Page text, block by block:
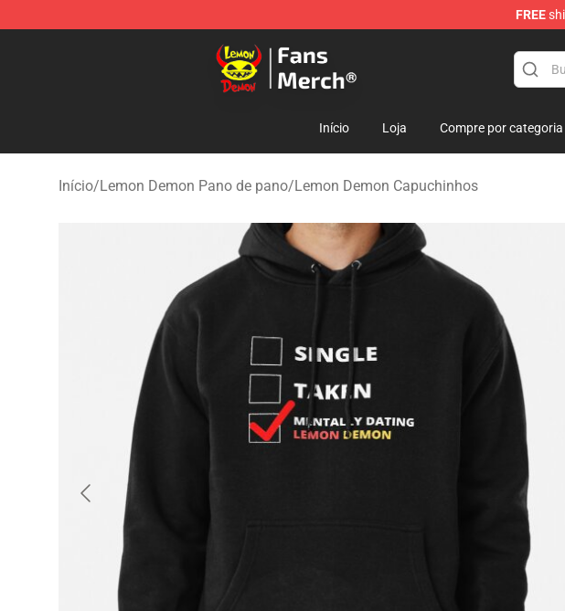
FREE
Lemon Demon Store - Official Lemon Demon Merchandise Shop
Início Loja Compre por categoria
Início/Lemon Demon Pano de pano/Lemon Demon Capuchinhos